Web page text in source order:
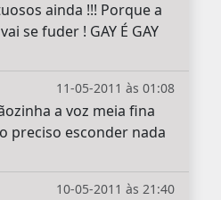
ainda !!! Porque a
se fuder ! GAY É GAY
11-05-2011 às 01:08
a voz meia fina
preciso esconder nada
10-05-2011 às 21:40